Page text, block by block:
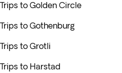
Trips to Golden Circle
Trips to Gothenburg
Trips to Grotli
Trips to Harstad